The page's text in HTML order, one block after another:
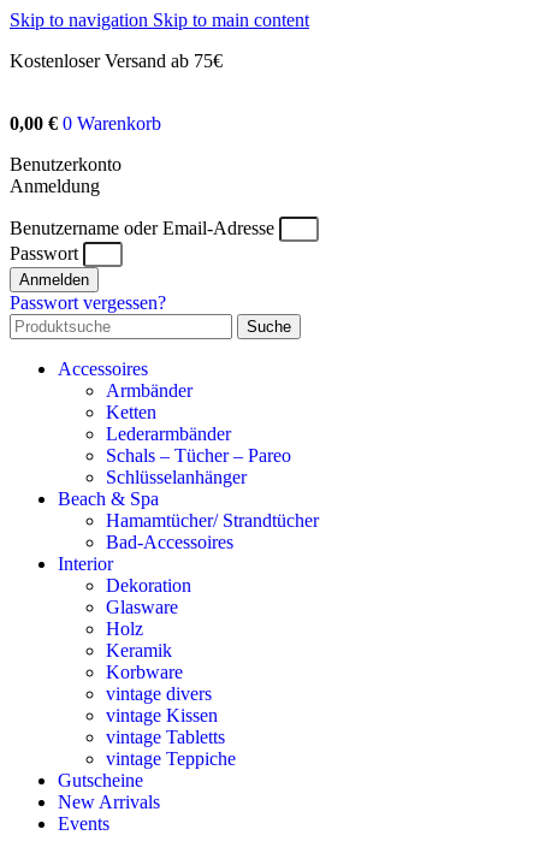
Skip to navigation Skip to main content
Kostenloser Versand ab 75€
0,00 € 0 Warenkorb
Benutzerkonto
Anmeldung
Benutzername oder Email-Adresse
Passwort
Anmelden
Passwort vergessen?
Suche
Accessoires
Armbänder
Ketten
Lederarmbänder
Schals – Tücher – Pareo
Schlüsselanhänger
Beach & Spa
Hamamtücher/ Strandtücher
Bad-Accessoires
Interior
Dekoration
Glasware
Holz
Keramik
Korbware
vintage divers
vintage Kissen
vintage Tabletts
vintage Teppiche
Gutscheine
New Arrivals
Events